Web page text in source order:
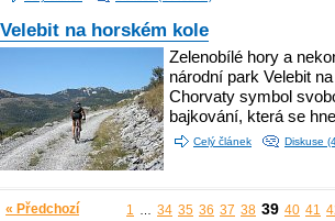
Velebit na horském kole
Zelenobílé hory a
národní park Velebit
Chorvaty symbol
bajkování, která se
Celý článek Diskuse
« Předchozí 1 34 35 36 37 38 39 40 41